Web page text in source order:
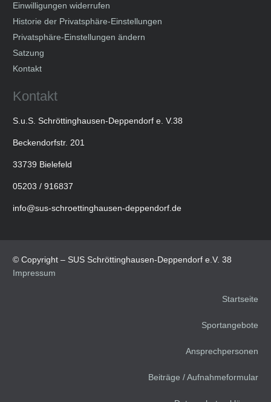
Einwilligungen widerrufen
Historie der Privatsphäre-Einstellungen
Privatsphäre-Einstellungen ändern
Satzung
Kontakt
Kontakt
S.u.S. Schröttinghausen-Deppendorf e. V.38
Beckendorfstr. 201
33739 Bielefeld
05203 / 916837
info@sus-schroettinghausen-deppendorf.de
© Copyright – SUS Schröttinghausen-Deppendorf e.V. 38
Impressum
Startseite
Sportangebote
Ansprechpersonen
Beiträge / Aufnahmeformular